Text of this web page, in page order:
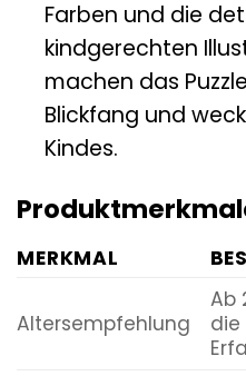
Farben und die
kindgerechten
machen das
Blickfang und
Kindes.
MERKMAL
Altersempfehlung
Ab
die